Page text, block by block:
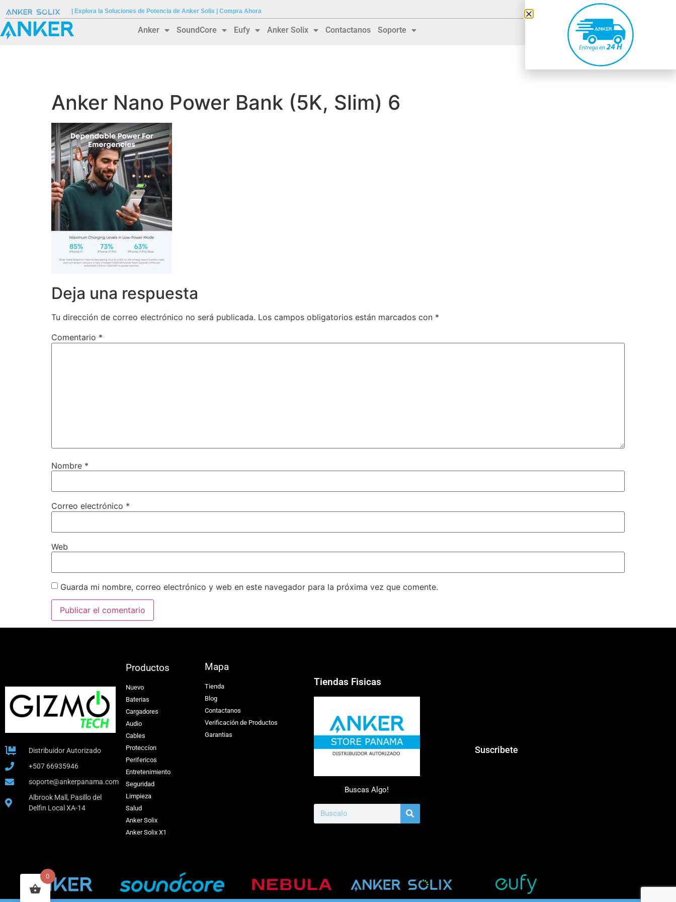
| Explora la Soluciones de Potencia de Anker Solix | Compra Ahora
Anker SoundCore Eufy Anker Solix Contactanos Soporte
Anker Nano Power Bank (5K, Slim) 6
Deja una respuesta
Tu dirección de correo electrónico no será publicada. Los campos obligatorios están marcados con *
Comentario *
Nombre *
Correo electrónico *
Web
Guarda mi nombre, correo electrónico y web en este navegador para la próxima vez que comente.
Distribuidor Autorizado
+507 66935946
soporte@ankerpanama.com
Albrook Mall, Pasillo del
Delfin Local XA-14
Productos
Nuevo
Baterias
Cargadores
Audio
Cables
Proteccíon
Perifericos
Entretenimiento
Seguridad
Limpieza
Salud
Anker Solix
Anker Solix X1
Mapa
Tienda
Blog
Contactanos
Verificación de Productos
Garantias
Tiendas Fisicas
Buscas Algo!
Suscribete
0